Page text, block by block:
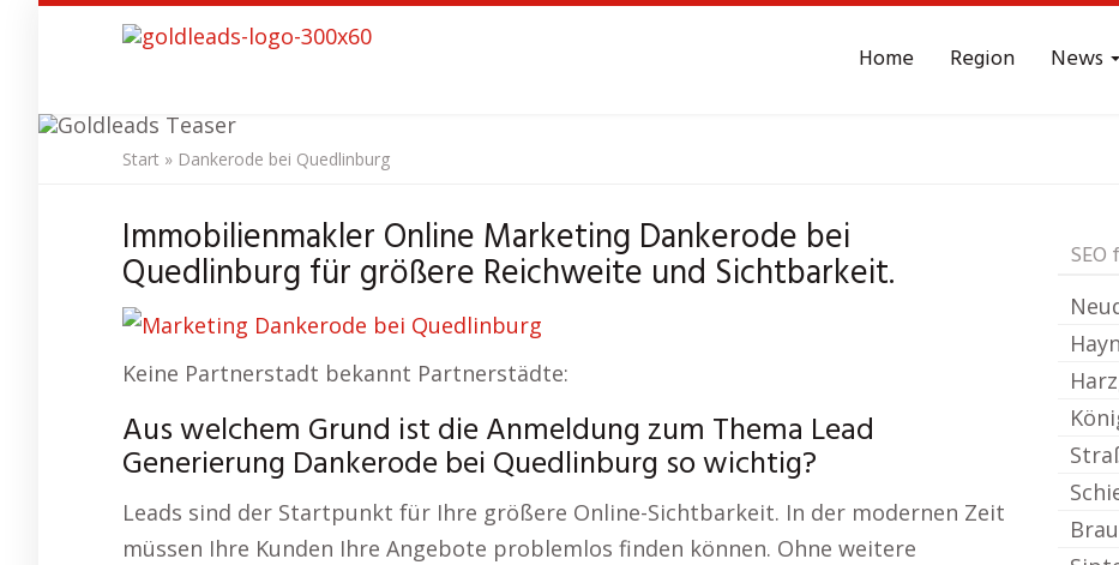
content
Home Region News
SEO Agentur Dankerode bei
Reichweite
Start » Dankerode bei Quedlinburg
Immobilienmakler Online Marketing Dankerode bei
Quedlinburg für größere Reichweite und Sichtbarkeit.
Keine Partnerstadt bekannt Partnerstädte:
Aus welchem Grund ist die Anmeldung zum Thema Lead
Generierung Dankerode bei Quedlinburg so wichtig?
Leads sind der Startpunkt für Ihre größere Online-Sichtbarkeit. In der modernen Zeit
müssen Ihre Kunden Ihre Angebote problemlos finden können. Ohne weitere